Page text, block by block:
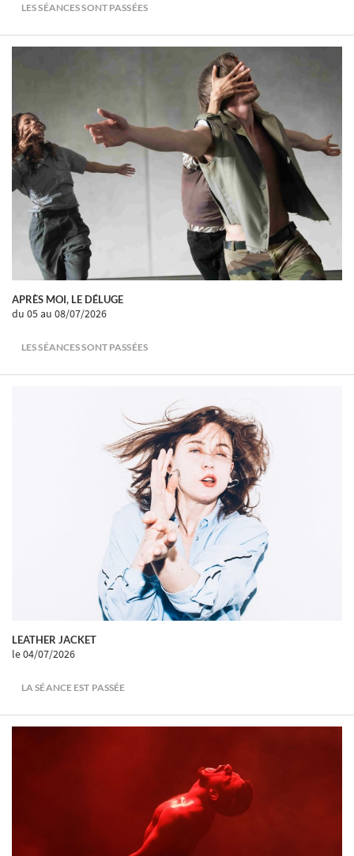
LES SÉANCES SONT PASSÉES
APRÈS MOI, LE DÉLUGE
du 05au 08/07/2026
LES SÉANCES SONT PASSÉES
LEATHER JACKET
le 04/07/2026
LA SÉANCE EST PASSÉE